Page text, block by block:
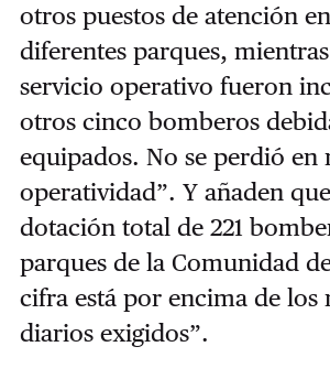
otros puestos de atención
diferentes parques,
servicio operativo fueron
otros cinco bomberos
equipados. No se perdió en
operatividad”. Y añaden
dotación total de 221
parques de la Comunidad
cifra está por encima de los
diarios exigidos”.